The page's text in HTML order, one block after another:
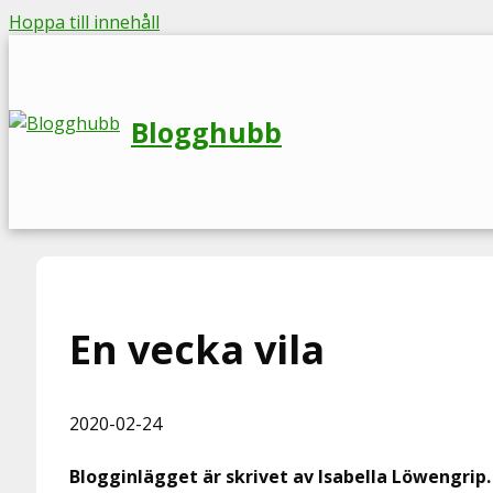
Hoppa till innehåll
Blogghubb
En vecka vila
2020-02-24
Blogginlägget är skrivet av Isabella Löwengrip.